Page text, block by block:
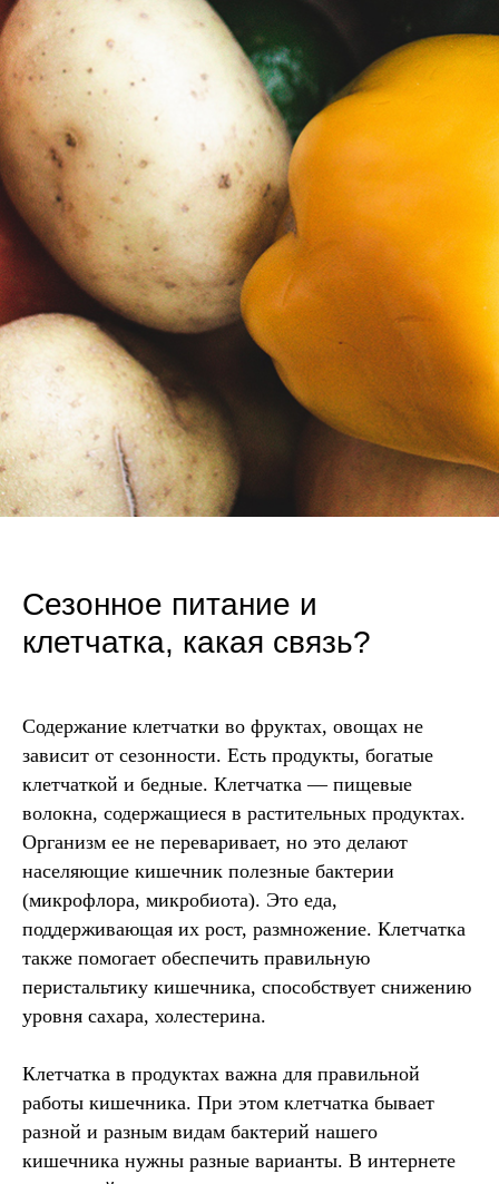
Сезонное питание и
клетчатка, какая связь?
Cодержание клетчатки во фруктах, овощах не
зависит от сезонности. Есть продукты, богатые
клетчаткой и бедные. Клетчатка — пищевые
волокна, содержащиеся в растительных продуктах.
Организм ее не переваривает, но это делают
населяющие кишечник полезные бактерии
(микрофлора, микробиота). Это еда,
поддерживающая их рост, размножение. Клетчатка
также помогает обеспечить правильную
перистальтику кишечника, способствует снижению
уровня сахара, холестерина.
Клетчатка в продуктах важна для правильной
работы кишечника. При этом клетчатка бывает
разной и разным видам бактерий нашего
кишечника нужны разные варианты. В интернете